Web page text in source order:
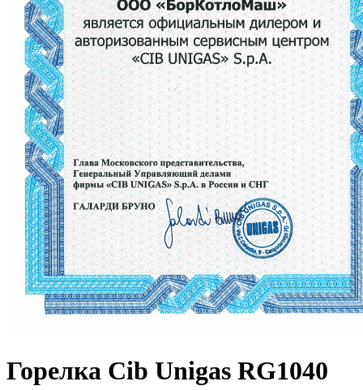
Горелка Cib Unigas RG1040